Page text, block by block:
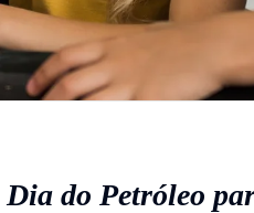
do Petróleo